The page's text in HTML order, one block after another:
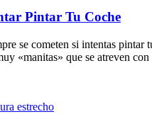
Pintar Tu Coche
se cometen si intentas pintar
«manitas» que se atreven